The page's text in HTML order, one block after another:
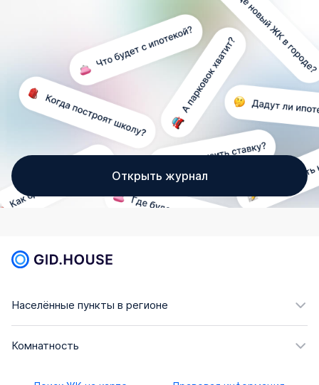
Открыть журнал
Населённые пункты в регионе
Комнатность